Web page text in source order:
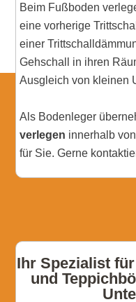
Beim Fußboden
eine vorherige
einer
Gehschall in ihren
Ausgleich von kleinen
Als Bodenleger
verlegen innerhalb
für Sie. Gerne
Ihr Spezialist
und